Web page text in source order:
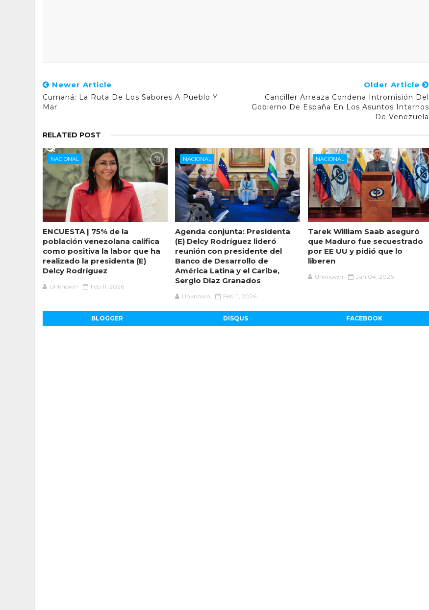
Newer Article
Cumaná: La Ruta De Los Sabores A Pueblo Y
Mar
Older Article
Canciller Arreaza Condena Intromisión Del
Gobierno De España En Los Asuntos Internos
De Venezuela
RELATED POST
NACIONAL
ENCUESTA | 75% de la
población venezolana califica
como positiva la labor que ha
realizado la presidenta (E)
Delcy Rodríguez
Unknown Feb 11, 2026
NACIONAL
Agenda conjunta: Presidenta
(E) Delcy Rodríguez lideró
reunión con presidente del
Banco de Desarrollo de
América Latina y el Caribe,
Sergio Díaz Granados
Unknown Feb 11, 2026
NACIONAL
Tarek William Saab aseguró
que Maduro fue secuestrado
por EE UU y pidió que lo
liberen
Unknown Jan 04, 2026
BLOGGER DISQUS FACEBOOK